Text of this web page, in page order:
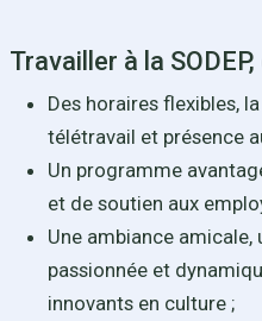
Travailler à la SODEP,
Des horaires flexibles,
télétravail et présence
Un programme
et de soutien aux
Une ambiance amicale,
passionnée et
innovants en culture ;